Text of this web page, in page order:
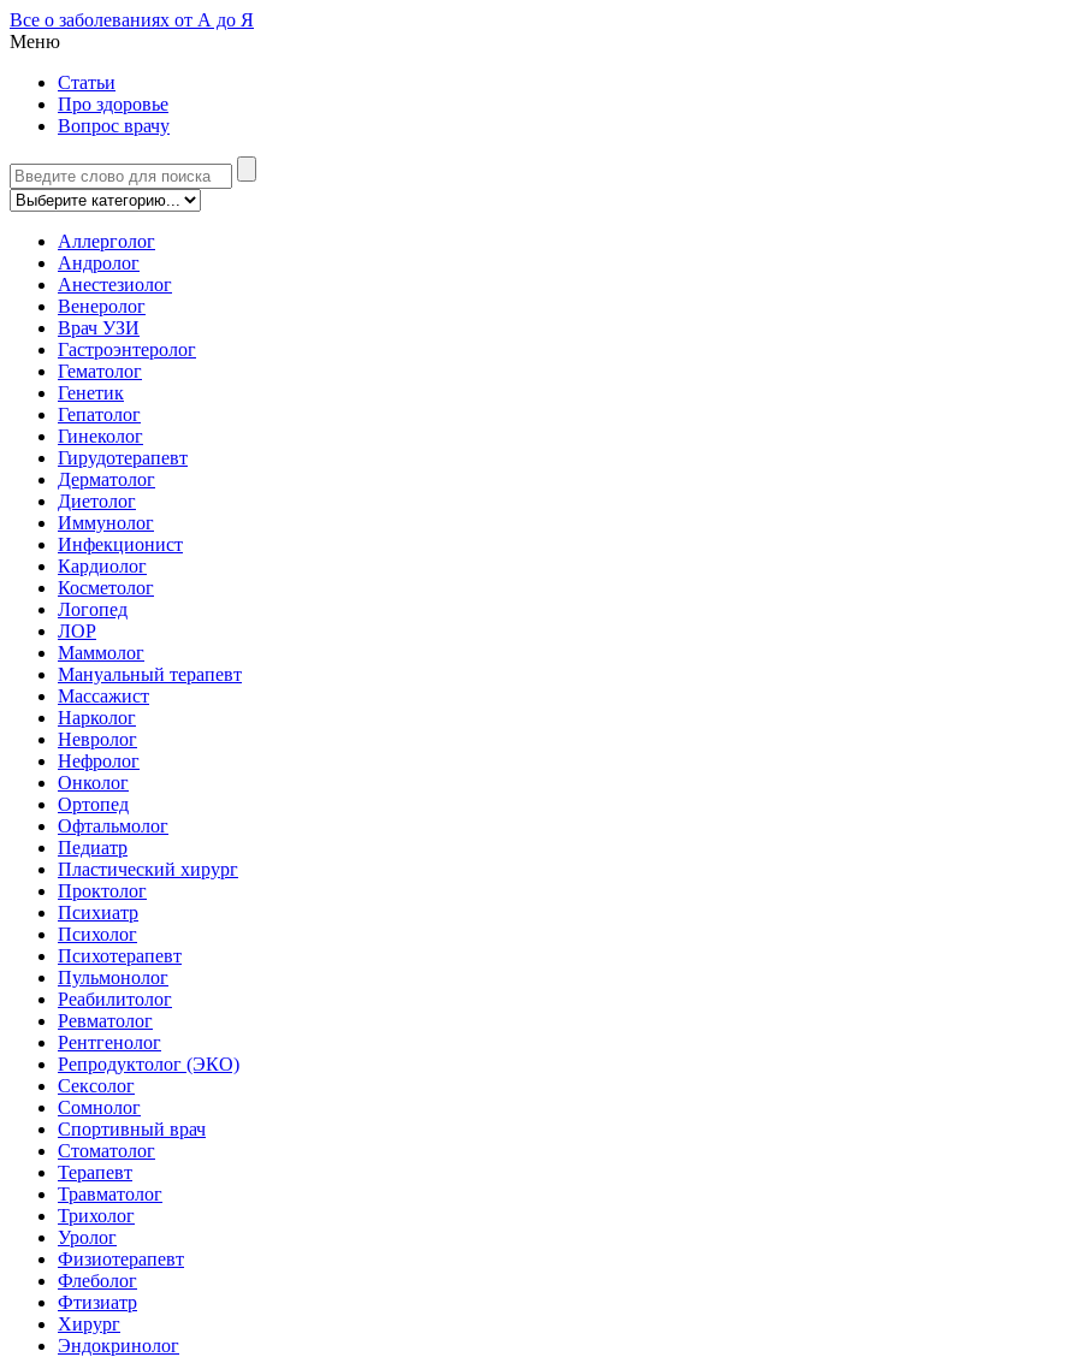
Все о заболеваниях от А до Я
Меню
Статьи
Про здоровье
Вопрос врачу
Аллерголог
Андролог
Анестезиолог
Венеролог
Врач УЗИ
Гастроэнтеролог
Гематолог
Генетик
Гепатолог
Гинеколог
Гирудотерапевт
Дерматолог
Диетолог
Иммунолог
Инфекционист
Кардиолог
Косметолог
Логопед
ЛОР
Маммолог
Мануальный терапевт
Массажист
Нарколог
Невролог
Нефролог
Онколог
Ортопед
Офтальмолог
Педиатр
Пластический хирург
Проктолог
Психиатр
Психолог
Психотерапевт
Пульмонолог
Реабилитолог
Ревматолог
Рентгенолог
Репродуктолог (ЭКО)
Сексолог
Сомнолог
Спортивный врач
Стоматолог
Терапевт
Травматолог
Трихолог
Уролог
Физиотерапевт
Флеболог
Фтизиатр
Хирург
Эндокринолог